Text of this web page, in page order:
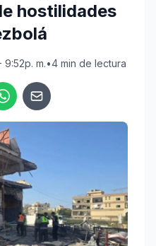
hostilidades
m.•4 min de lectura